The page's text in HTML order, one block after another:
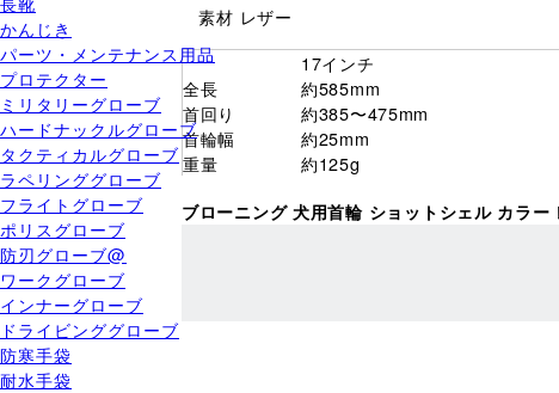
かんじき
パーツ・メンテナンス用品
プロテクター
ミリタリーグローブ
ハードナックルグローブ
タクティカルグローブ
ラペリンググローブ
フライトグローブ
ポリスグローブ
防刃グローブ@
ワークグローブ
インナーグローブ
ドライビンググローブ
防寒手袋
耐水手袋
素材 レザー
17インチ
全長
約585mm
首回り
約385〜475mm
首輪幅
約25mm
重量
約125g
ブローニング 犬用首輪 ショットシェル カラー